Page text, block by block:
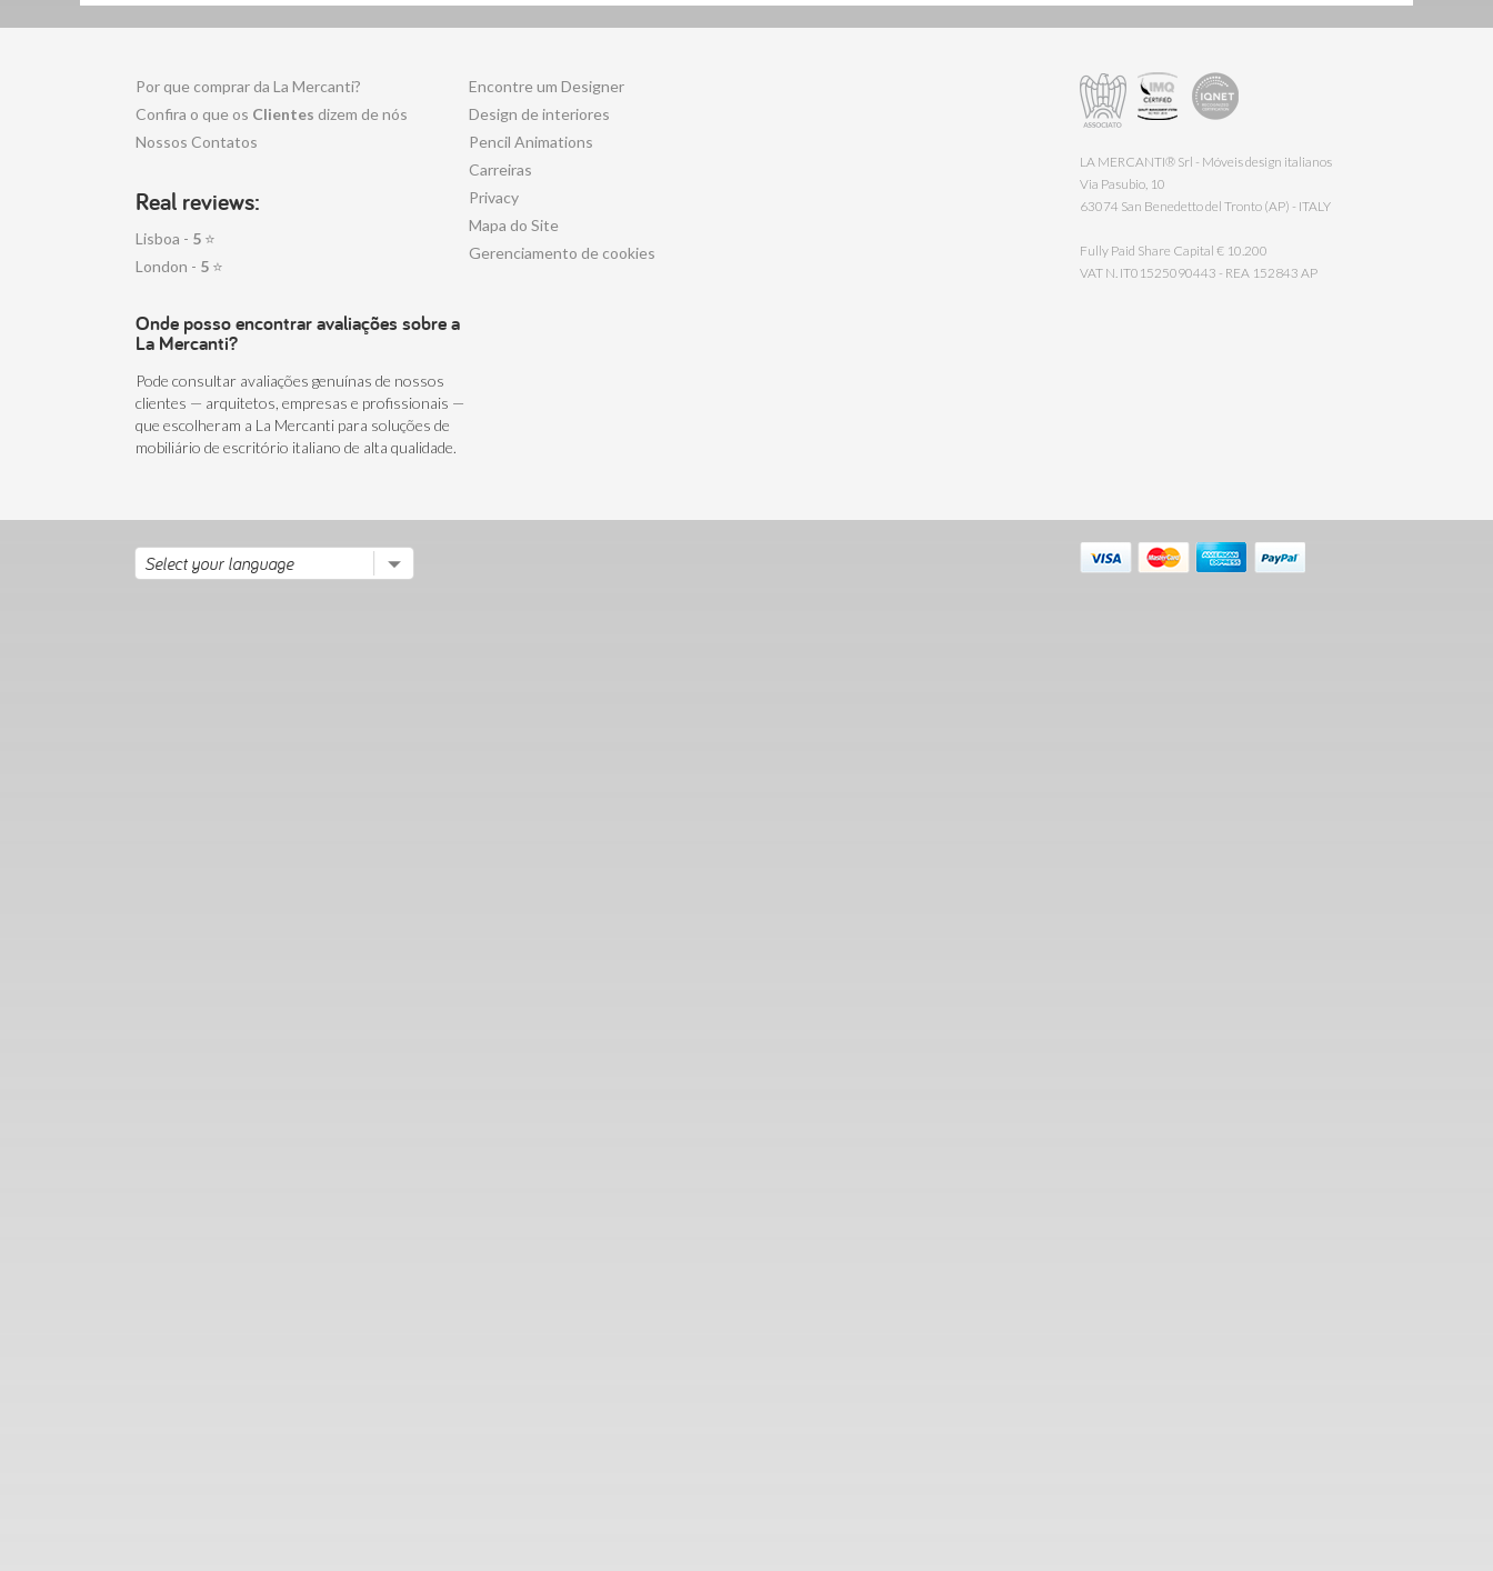
Por que comprar da La Mercanti?
Confira o que os Clientes dizem de nós
Nossos Contatos
Real reviews:
Lisboa - 5 ⭐
London - 5 ⭐
Onde posso encontrar avaliações sobre a
La Mercanti?
Pode consultar avaliações genuínas de nossos
clientes — arquitetos, empresas e profissionais —
que escolheram a La Mercanti para soluções de
mobiliário de escritório italiano de alta qualidade.
Encontre um Designer
Design de interiores
Pencil Animations
Carreiras
Privacy
Mapa do Site
Gerenciamento de cookies
LA MERCANTI® Srl - Móveis design italianos
Via Pasubio, 10
63074 San Benedetto del Tronto (AP) - ITALY
Fully Paid Share Capital € 10.200
VAT N. IT01525090443 - REA 152843 AP